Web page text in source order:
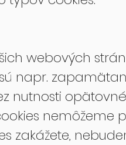
webových
napr.
nutnosti
nemôžeme
zakážete,